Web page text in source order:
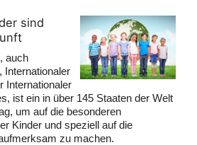
sind
auch
Internationaler
Internationaler
ist ein in über 145 Staaten der Welt
um auf die besonderen
Kinder und speziell auf die
zu machen.